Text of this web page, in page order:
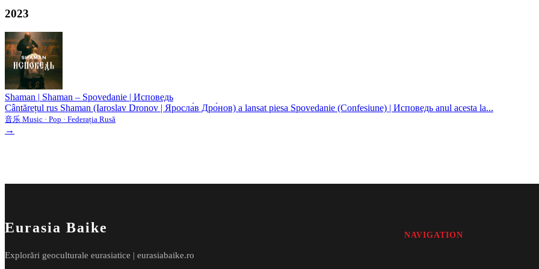
2023
Shaman | Shaman – Spovedanie | Исповедь
Cântărețul rus Shaman (Iaroslav Dronov | Яросла́в Дро́нов) a lansat piesa Spovedanie (Confesiune) | Исповедь anul acesta la...
音乐 Music · Pop · Federația Rusă
→
Eurasia Baike
Explorări geoculturale eurasiatice | eurasiabaike.ro
NAVIGATION